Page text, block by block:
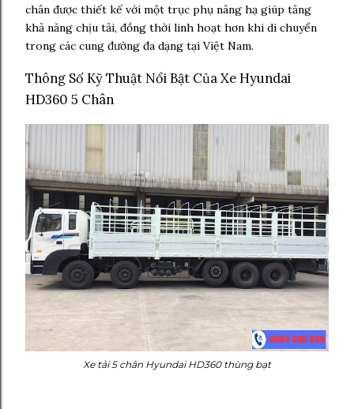
chân được thiết kế với một trục phụ nâng hạ giúp tăng
khả năng chịu tải, đồng thời linh hoạt hơn khi di chuyển
trong các cung đường đa dạng tại Việt Nam.
Thông Số Kỹ Thuật Nổi Bật Của Xe Hyundai
HD360 5 Chân
Xe tải 5 chân Hyundai HD360 thùng bạt